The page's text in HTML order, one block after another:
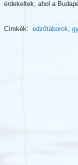
érdekeltek, ahol a
Címkék: edzőtáborok,